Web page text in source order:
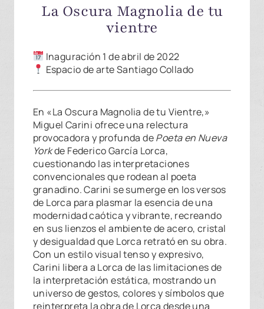
La Oscura Magnolia de tu
vientre
Inaguración 1 de abril de 2022
Espacio de arte Santiago Collado
En «La Oscura Magnolia de tu Vientre,»
Miguel Carini ofrece una relectura
provocadora y profunda dePoeta en Nueva
Yorkde Federico García Lorca,
cuestionando las interpretaciones
convencionales que rodean al poeta
granadino. Carini se sumerge en los versos
de Lorca para plasmar la esencia de una
modernidad caótica y vibrante, recreando
en sus lienzos el ambiente de acero, cristal
y desigualdad que Lorca retrató en su obra.
Con un estilo visual tenso y expresivo,
Carini libera a Lorca de las limitaciones de
la interpretación estática, mostrando un
universo de gestos, colores y símbolos que
reinterpreta la obra de Lorca desde una